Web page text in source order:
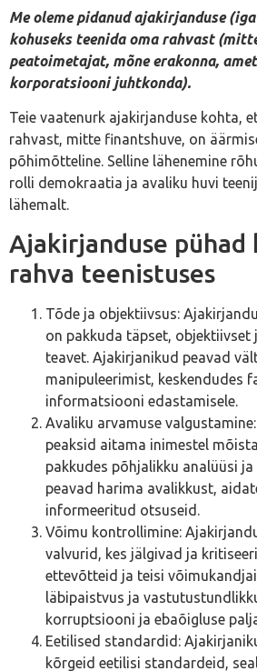
Me oleme pidanud ajakirjanduse
kohuseks teenida oma rahvast
peatoimetajat, mõne erakonna,
korporatsiooni juhtkonda).
Teie vaatenurk ajakirjanduse kohta,
rahvast, mitte finantshuve, on
põhimõtteline. Selline lähenemine
rolli demokraatia ja avaliku huvi
lähemalt.
Ajakirjanduse pühad
rahva teenistuses
Tõde ja objektiivsus:
on pakkuda täpset, objektiivset
teavet. Ajakirjanikud peavad
manipuleerimist, keskendudes
informatsiooni edastamisele.
Avaliku arvamuse
peaksid aitama inimestel
pakkudes põhjalikku analüüsi ja
peavad harima avalikkust,
informeeritud otsuseid.
Võimu kontrollimine:
valvurid, kes jälgivad ja
ettevõtteid ja teisi
läbipaistvus ja
korruptsiooni ja ebaõigluse
Eetilised standardid:
kõrgeid eetilisi standardeid,